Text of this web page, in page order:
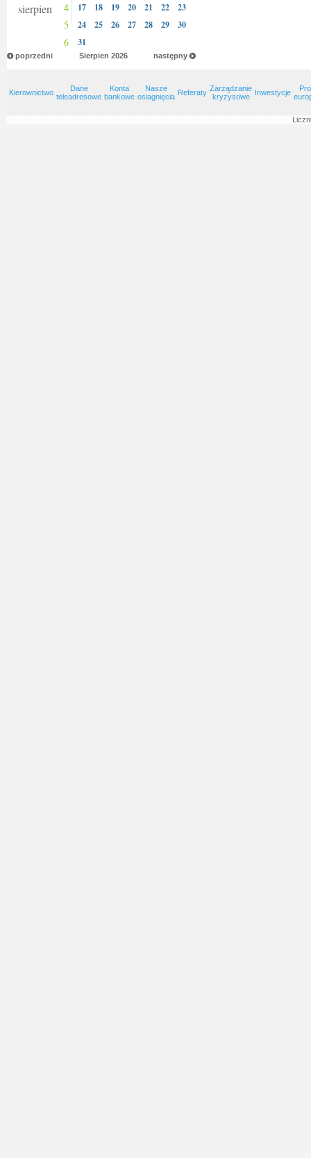
sierpien 4 17 18 19 20 21 22 23
5 24 25 26 27 28 29 30
6 31
poprzedni następny
Sierpien 2026
Kierownictwo
Dane
teleadresowe
Konta
bankowe
Nasze
osiagnięcia Referaty Zarządzanie
kryzysowe
Inwestycje